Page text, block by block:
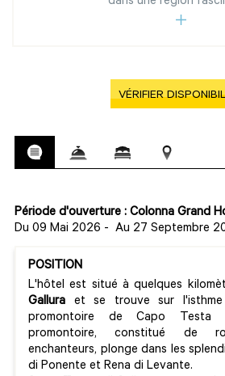
VÉRIFIER
Période d'ouverture : Colonna Grand
Du 09 Mai 2026 - Au 27 Septembre
POSITION
L'hôtel est situé à quelques
Gallura et se trouve sur
promontoire de Capo Testa
promontoire, constitué de
enchanteurs, plonge dans les
di Ponente et Rena di Levante.